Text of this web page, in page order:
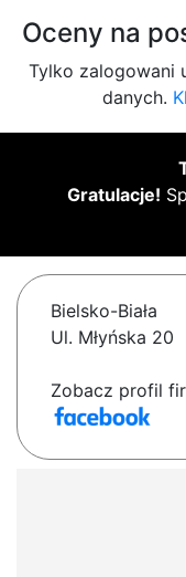
Oceny na
Tylko zalogowani
danych.
Gratulacje!
Bielsko-Biała
Ul. Młyńska 20
Zobacz profil